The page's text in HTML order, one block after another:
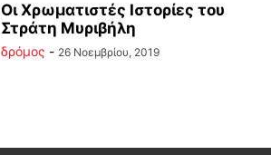
Οι Χρωματιστές Ιστορίες του
Στράτη Μυριβήλη
δρόμος - 26 Νοεμβρίου, 2019